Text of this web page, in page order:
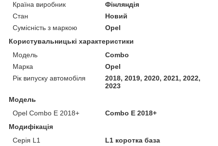
Країна виробник
Фінляндія
Стан
Новий
Сумісність з маркою
Opel
Користувальницькі характеристики
Модель
Combo
Марка
Opel
Рік випуску автомобіля
2018, 2019, 2020, 2021, 2022,
2023
Модель
Opel Combo E 2018+
Combo E 2018+
Модифікація
Серія L1
L1 коротка база